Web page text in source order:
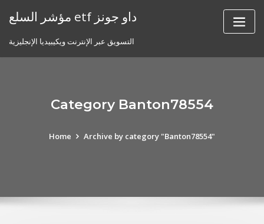
مؤشر السلع etf داو جونز
التسويق عبر الإنترنت ويكيبيديا الإنجليزية
Category Banton78554
Home Archive by category "Banton78554"